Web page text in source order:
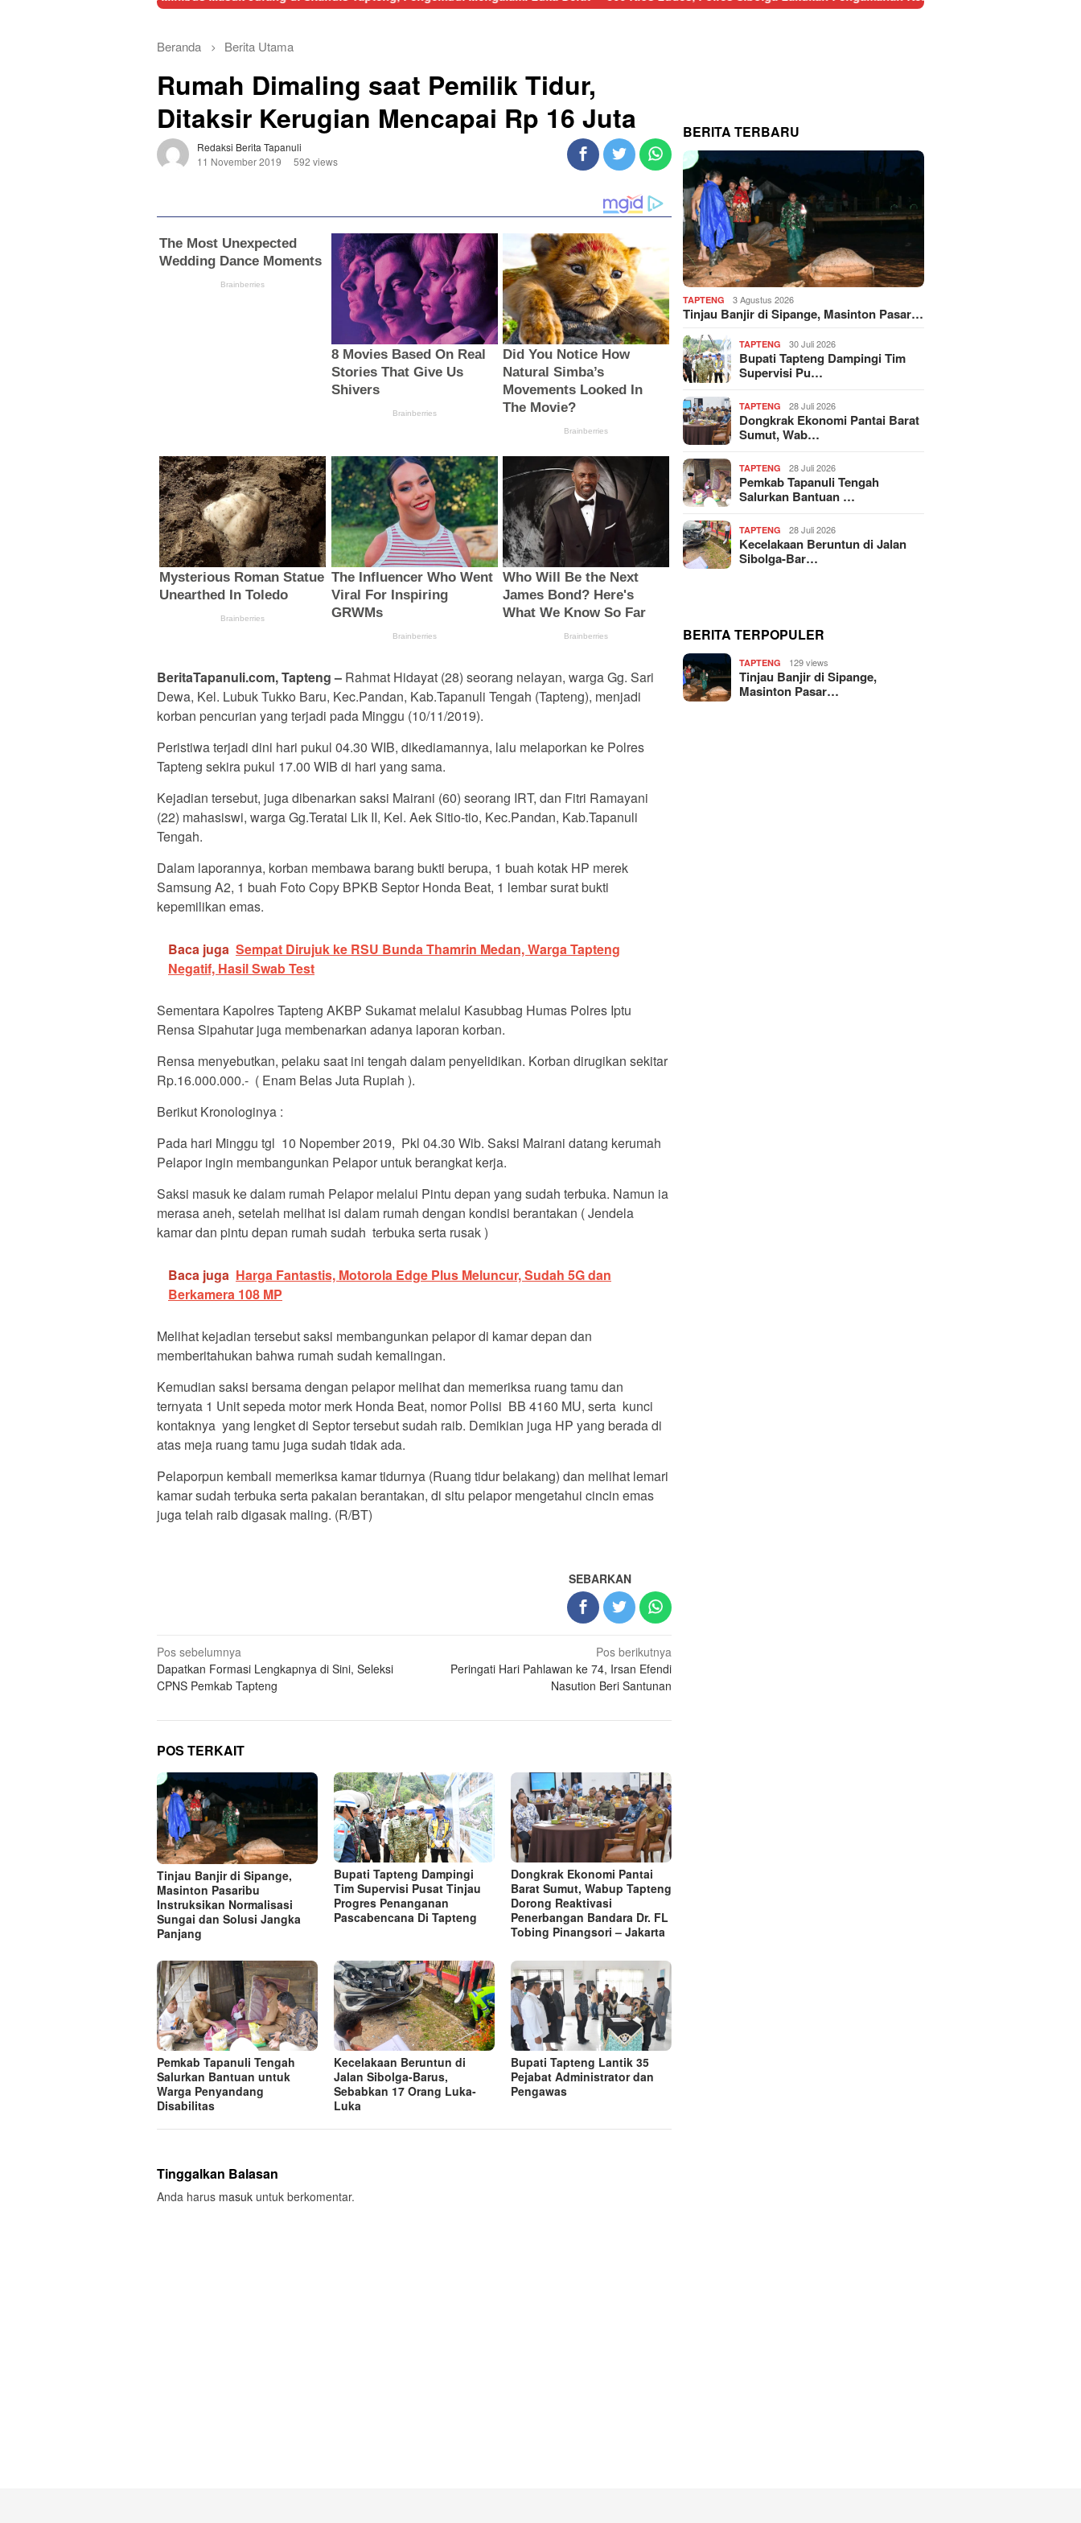
Beranda Berita Utama
Rumah Dimaling saat Pemilik Tidur,
Ditaksir Kerugian Mencapai Rp 16 Juta
Redaksi Berita Tapanuli
11 November 2019
592 views
BeritaTapanuli.com, Tapteng – Rahmat Hidayat (28) seorang nelayan, warga Gg. Sari
Dewa, Kel. Lubuk Tukko Baru, Kec.Pandan, Kab.Tapanuli Tengah (Tapteng), menjadi
korban pencurian yang terjadi pada Minggu (10/11/2019).
Peristiwa terjadi dini hari pukul 04.30 WIB, dikediamannya, lalu melaporkan ke Polres
Tapteng sekira pukul 17.00 WIB di hari yang sama.
Kejadian tersebut, juga dibenarkan saksi Mairani (60) seorang IRT, dan Fitri Ramayani
(22) mahasiswi, warga Gg.Teratai Lik II, Kel. Aek Sitio-tio, Kec.Pandan, Kab.Tapanuli
Tengah.
Dalam laporannya, korban membawa barang bukti berupa, 1 buah kotak HP merek
Samsung A2, 1 buah Foto Copy BPKB Septor Honda Beat, 1 lembar surat bukti
kepemilikan emas.
Baca juga Sempat Dirujuk ke RSU Bunda Thamrin Medan, Warga Tapteng
Negatif, Hasil Swab Test
Sementara Kapolres Tapteng AKBP Sukamat melalui Kasubbag Humas Polres Iptu
Rensa Sipahutar juga membenarkan adanya laporan korban.
Rensa menyebutkan, pelaku saat ini tengah dalam penyelidikan. Korban dirugikan sekitar
Rp.16.000.000.- ( Enam Belas Juta Rupiah ).
Berikut Kronologinya :
Pada hari Minggu tgl 10 Nopember 2019, Pkl 04.30 Wib. Saksi Mairani datang kerumah
Pelapor ingin membangunkan Pelapor untuk berangkat kerja.
Saksi masuk ke dalam rumah Pelapor melalui Pintu depan yang sudah terbuka. Namun ia
merasa aneh, setelah melihat isi dalam rumah dengan kondisi berantakan ( Jendela
kamar dan pintu depan rumah sudah terbuka serta rusak )
Baca juga Harga Fantastis, Motorola Edge Plus Meluncur, Sudah 5G dan
Berkamera 108 MP
Melihat kejadian tersebut saksi membangunkan pelapor di kamar depan dan
memberitahukan bahwa rumah sudah kemalingan.
Kemudian saksi bersama dengan pelapor melihat dan memeriksa ruang tamu dan
ternyata 1 Unit sepeda motor merk Honda Beat, nomor Polisi BB 4160 MU, serta kunci
kontaknya yang lengket di Septor tersebut sudah raib. Demikian juga HP yang berada di
atas meja ruang tamu juga sudah tidak ada.
Pelaporpun kembali memeriksa kamar tidurnya (Ruang tidur belakang) dan melihat lemari
kamar sudah terbuka serta pakaian berantakan, di situ pelapor mengetahui cincin emas
juga telah raib digasak maling. (R/BT)
SEBARKAN
Navigasi
pos
Pos sebelumnya
Dapatkan Formasi Lengkapnya di Sini, Seleksi
CPNS Pemkab Tapteng
Pos berikutnya
Peringati Hari Pahlawan ke 74, Irsan Efendi
Nasution Beri Santunan
POS TERKAIT
Tinjau Banjir di Sipange,
Masinton Pasaribu
Instruksikan Normalisasi
Sungai dan Solusi Jangka
Panjang
Bupati Tapteng Dampingi
Tim Supervisi Pusat Tinjau
Progres Penanganan
Pascabencana Di Tapteng
Dongkrak Ekonomi Pantai
Barat Sumut, Wabup Tapteng
Dorong Reaktivasi
Penerbangan Bandara Dr. FL
Tobing Pinangsori – Jakarta
Pemkab Tapanuli Tengah
Salurkan Bantuan untuk
Warga Penyandang
Disabilitas
Kecelakaan Beruntun di
Jalan Sibolga-Barus,
Sebabkan 17 Orang Luka-
Luka
Bupati Tapteng Lantik 35
Pejabat Administrator dan
Pengawas
Tinggalkan Balasan
Anda harus masuk untuk berkomentar.
BERITA TERBARU
TAPTENG 3 Agustus 2026
Tinjau Banjir di Sipange, Masinton Pasar…
TAPTENG 30 Juli 2026
Bupati Tapteng Dampingi Tim
Supervisi Pu…
TAPTENG 28 Juli 2026
Dongkrak Ekonomi Pantai Barat
Sumut, Wab…
TAPTENG 28 Juli 2026
Pemkab Tapanuli Tengah
Salurkan Bantuan …
TAPTENG 28 Juli 2026
Kecelakaan Beruntun di Jalan
Sibolga-Bar…
BERITA TERPOPULER
TAPTENG 129 views
Tinjau Banjir di Sipange,
Masinton Pasar…